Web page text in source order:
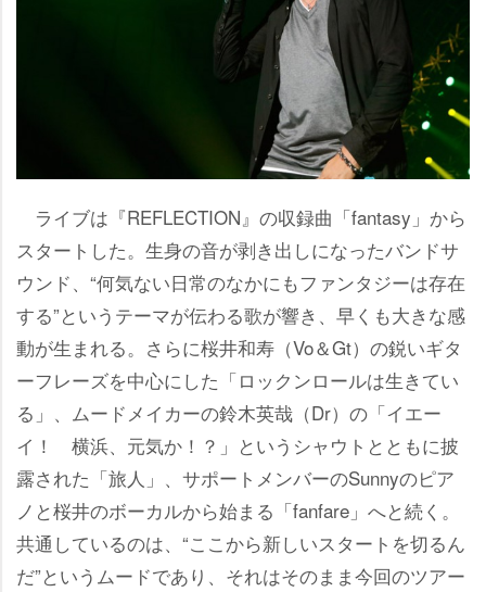
ライブは『REFLECTION』の収録曲「fantasy」から
スタートした。生身の音が剥き出しになったバンドサ
ウンド、“何気ない日常のなかにもファンタジーは存在
する”というテーマが伝わる歌が響き、早くも大きな感
動が生まれる。さらに桜井和寿（Vo＆Gt）の鋭いギタ
ーフレーズを中心にした「ロックンロールは生きてい
る」、ムードメイカーの鈴木英哉（Dr）の「イエー
イ！ 横浜、元気か！？」というシャウトとともに披
露された「旅人」、サポートメンバーのSunnyのピア
ノと桜井のボーカルから始まる「fanfare」へと続く。
共通しているのは、“ここから新しいスタートを切るん
だ”というムードであり、それはそのまま今回のツアー